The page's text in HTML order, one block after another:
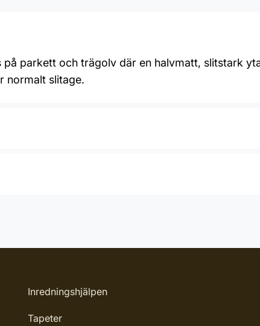
parkett och trägolv där en halvmatt, slitstark
normalt slitage.
Inredningshjälpen
Tapeter